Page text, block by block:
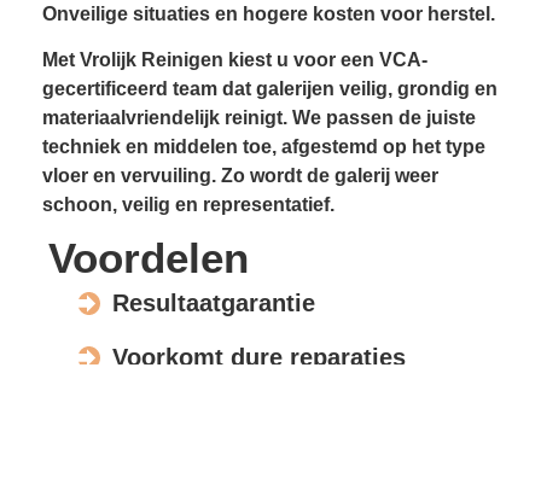
Onveilige situaties en hogere kosten voor herstel.
Met Vrolijk Reinigen kiest u voor een VCA-
gecertificeerd team dat galerijen veilig, grondig en
materiaalvriendelijk reinigt. We passen de juiste
techniek en middelen toe, afgestemd op het type
vloer en vervuiling. Zo wordt de galerij weer
schoon, veilig en representatief.
Voordelen
Resultaatgarantie
Voorkomt dure reparaties